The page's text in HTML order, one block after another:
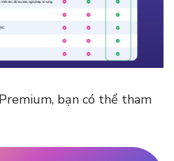
bạn có thể tham